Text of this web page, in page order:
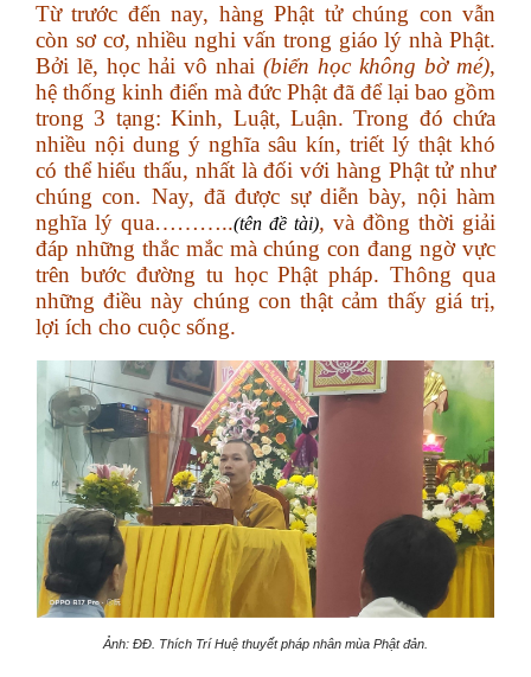
Từ trước đến nay, hàng Phật tử chúng con vẫn
còn sơ cơ, nhiều nghi vấn trong giáo lý nhà Phật.
Bởi lẽ, học hải vô nhai (biển học không bờ mé),
hệ thống kinh điển mà đức Phật đã để lại bao gồm
trong 3 tạng: Kinh, Luật, Luận. Trong đó chứa
nhiều nội dung ý nghĩa sâu kín, triết lý thật khó
có thể hiểu thấu, nhất là đối với hàng Phật tử như
chúng con. Nay, đã được sự diễn bày, nội hàm
nghĩa lý qua………..(tên đề tài), và đồng thời giải
đáp những thắc mắc mà chúng con đang ngờ vực
trên bước đường tu học Phật pháp. Thông qua
những điều này chúng con thật cảm thấy giá trị,
lợi ích cho cuộc sống.
Ảnh: ĐĐ. Thích Trí Huệ thuyết pháp nhân mùa Phật đản.